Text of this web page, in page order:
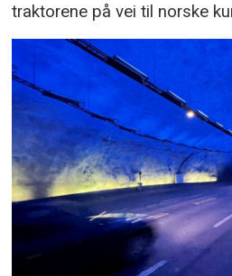
traktorene på vei til norske